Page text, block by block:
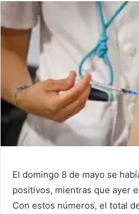
El domingo 8 de mayo se
positivos, mientras que ayer
Con estos números, el total